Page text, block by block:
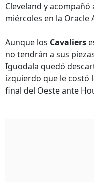
Cleveland y
miércoles en la Oracle
Aunque los Cavaliers
no tendrán a sus
Iguodala quedó
izquierdo que le costó
final del Oeste ante